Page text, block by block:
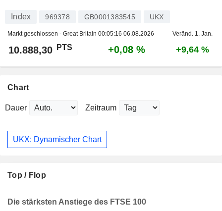
Index 969378 GB0001383545 UKX
Markt geschlossen - Great Britain 00:05:16 06.08.2026 Veränd. 1. Jan.
10.888,30 PTS +0,08 % +9,64 %
Chart
Dauer Zeitraum
UKX: Dynamischer Chart
Top / Flop
Die stärksten Anstiege des FTSE 100